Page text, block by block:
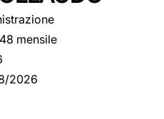
mensile
2026